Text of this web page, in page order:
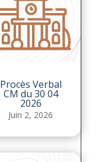
Procès Verbal
CM du 30 04
2026
Juin 2, 2026